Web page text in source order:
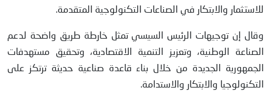
للاستثمار والابتكار في الصناعات التكنولوجية المتقدمة.
وقال إن توجيهات الرئيس السيسي تمثل خارطة طريق واضحة لدعم
الصناعة الوطنية، وتعزيز التنمية الاقتصادية، وتحقيق مستهدفات
الجمهورية الجديدة من خلال بناء قاعدة صناعية حديثة ترتكز على
التكنولوجيا والابتكار والاستدامة.